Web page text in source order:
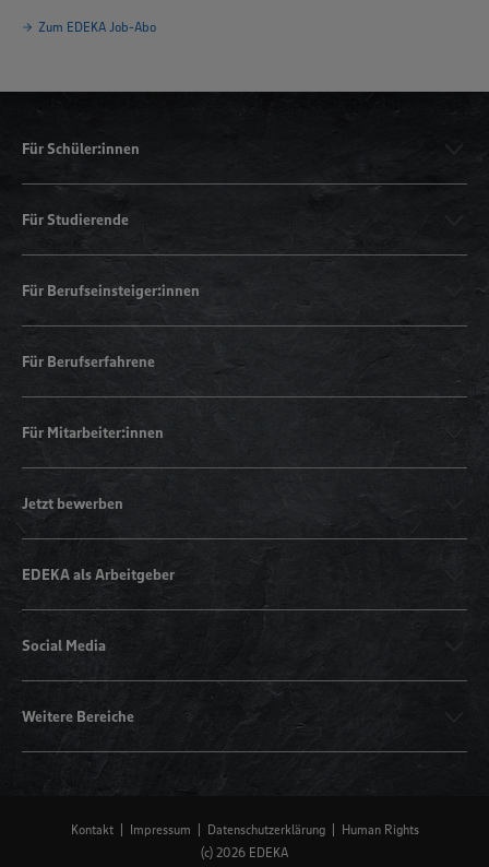
Zum EDEKA Job-Abo
Für Schüler:innen
Für Studierende
Für Berufseinsteiger:innen
Für Berufserfahrene
Für Mitarbeiter:innen
Jetzt bewerben
EDEKA als Arbeitgeber
Social Media
Weitere Bereiche
Kontakt Impressum Datenschutzerklärung
Human Rights
(c) 2026 EDEKA